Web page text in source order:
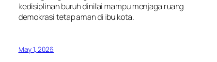
kedisiplinan buruh dinilai mampu menjaga ruang
demokrasi tetap aman di ibu kota.
May 1, 2026